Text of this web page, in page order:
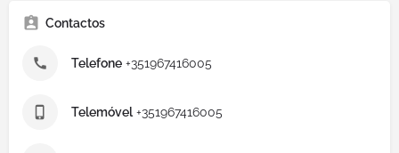
Contactos
Telefone +351967416005
Telemóvel+351967416005